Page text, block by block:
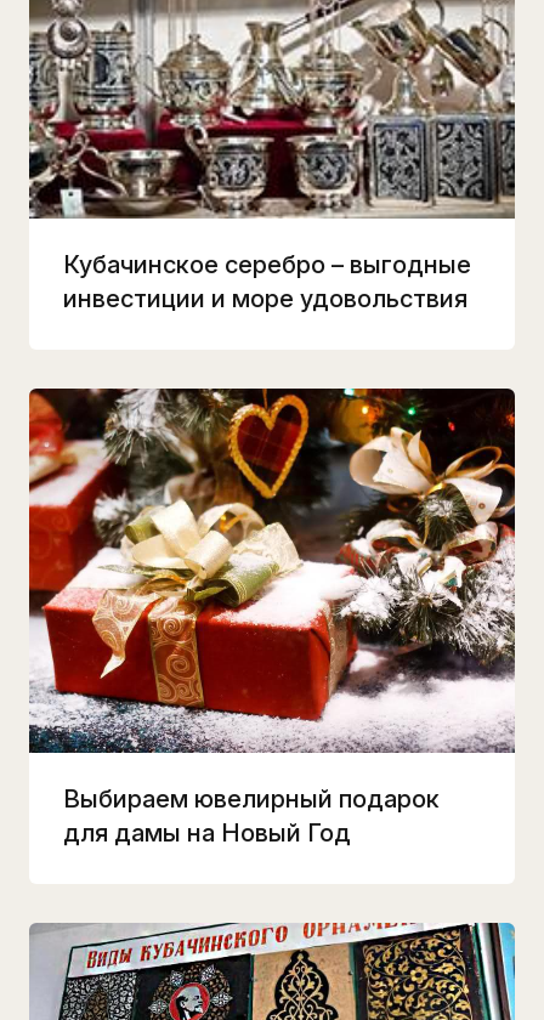
Кубачинское серебро – выгодные
инвестиции и море удовольствия
Выбираем ювелирный подарок
для дамы на Новый Год